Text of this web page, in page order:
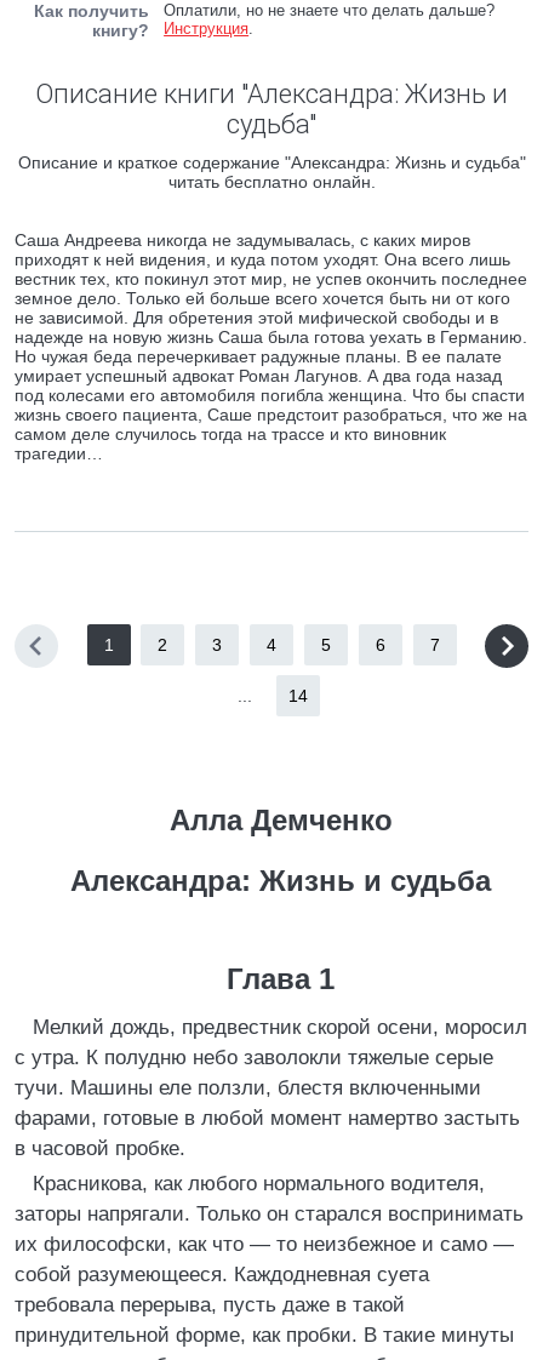
Как получить
книгу?
Оплатили, но не знаете что делать дальше?
Инструкция.
Описание книги "Александра: Жизнь и
судьба"
Описание и краткое содержание "Александра: Жизнь и судьба"
читать бесплатно онлайн.
Саша Андреева никогда не задумывалась, с каких миров
приходят к ней видения, и куда потом уходят. Она всего лишь
вестник тех, кто покинул этот мир, не успев окончить последнее
земное дело. Только ей больше всего хочется быть ни от кого
не зависимой. Для обретения этой мифической свободы и в
надежде на новую жизнь Саша была готова уехать в Германию.
Но чужая беда перечеркивает радужные планы. В ее палате
умирает успешный адвокат Роман Лагунов. А два года назад
под колесами его автомобиля погибла женщина. Что бы спасти
жизнь своего пациента, Саше предстоит разобраться, что же на
самом деле случилось тогда на трассе и кто виновник
трагедии…
1 2 3 4 5 6 7
14
Алла Демченко
Александра: Жизнь и судьба
Глава 1
Мелкий дождь, предвестник скорой осени, моросил
с утра. К полудню небо заволокли тяжелые серые
тучи. Машины еле ползли, блестя включенными
фарами, готовые в любой момент намертво застыть
в часовой пробке.
Красникова, как любого нормального водителя,
заторы напрягали. Только он старался воспринимать
их философски, как что — то неизбежное и само —
собой разумеющееся. Каждодневная суета
требовала перерыва, пусть даже в такой
принудительной форме, как пробки. В такие минуты